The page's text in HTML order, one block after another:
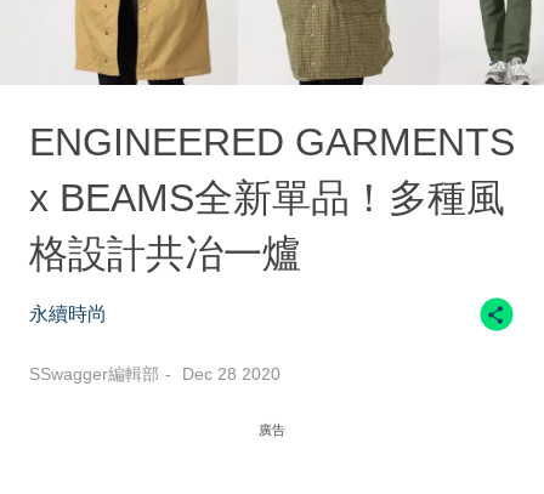
ENGINEERED GARMENTS
x BEAMS全新單品！多種風
格設計共冶一爐
永續時尚
SSwagger編輯部 Dec 28 2020
廣告